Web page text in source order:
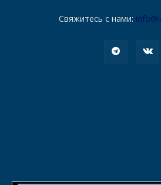
Свяжитесь с нами: